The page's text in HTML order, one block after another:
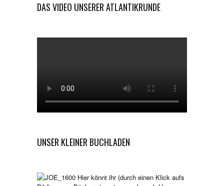
DAS VIDEO UNSERER ATLANTIKRUNDE
UNSER KLEINER BUCHLADEN
Hier könnt ihr (durch einen Klick aufs